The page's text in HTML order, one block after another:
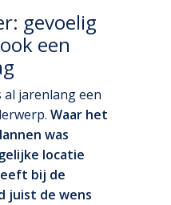
gevoelig
een
jarenlang een
Waar het
was
locatie
bij de
juist de wens